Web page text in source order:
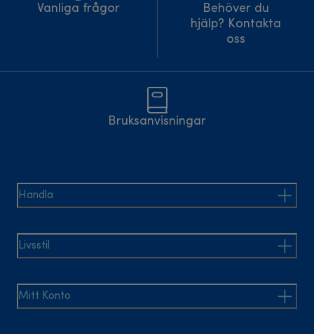
Vanliga frågor
Behöver du
hjälp? Kontakta
oss
Bruksanvisningar
Handla
Livsstil
Mitt Konto